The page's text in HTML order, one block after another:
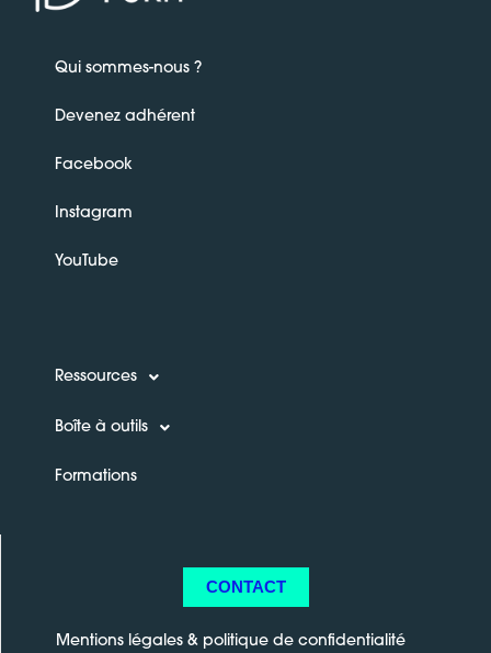
Qui sommes-nous ?
Devenez adhérent
Facebook
Instagram
YouTube
Ressources
Boîte à outils
Formations
CONTACT
Mentions légales & politique de confidentialité